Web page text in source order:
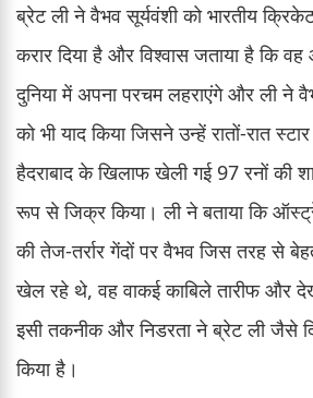
ब्रेट ली ने वैभव सूर्यवंशी को भारतीय
करार दिया है और विश्वास जताया है कि
दुनिया में अपना परचम लहराएंगे और ली ने
को भी याद किया जिसने उन्हें रातों-रात
हैदराबाद के खिलाफ खेली गई 97 रनों की
रूप से जिक्र किया। ली ने बताया कि
की तेज-तर्रार गेंदों पर वैभव जिस तरह से
खेल रहे थे, वह वाकई काबिले तारीफ और
इसी तकनीक और निडरता ने ब्रेट ली जैसे
किया है।